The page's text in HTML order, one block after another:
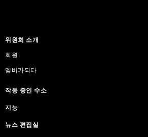
위원회 소개
회원
멤버가되다
작동 중인 수소
지능
뉴스 편집실